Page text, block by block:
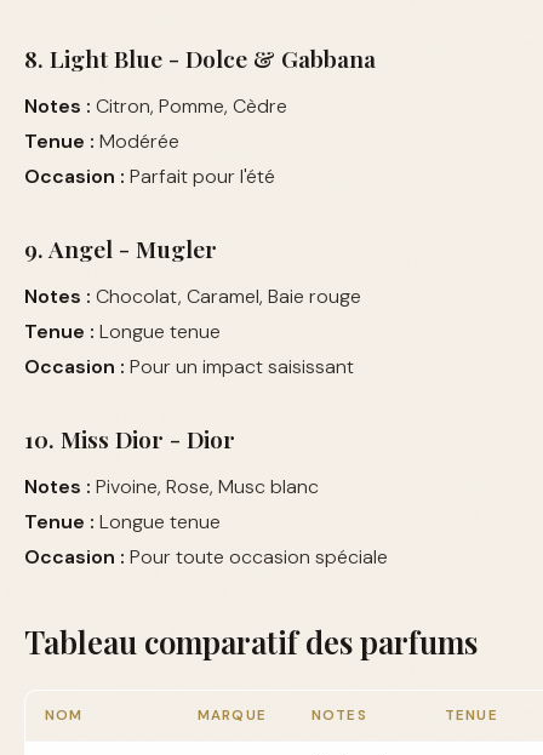
8. Light Blue - Dolce & Gabbana
Notes : Citron, Pomme, Cèdre
Tenue : Modérée
Occasion : Parfait pour l'été
9. Angel - Mugler
Notes : Chocolat, Caramel, Baie rouge
Tenue : Longue tenue
Occasion : Pour un impact saisissant
10. Miss Dior - Dior
Notes : Pivoine, Rose, Musc blanc
Tenue : Longue tenue
Occasion : Pour toute occasion spéciale
Tableau comparatif des parfums
NOM MARQUE NOTES TENUE